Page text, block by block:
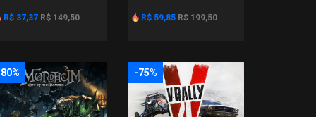
R$ 37,37 R$ 149,50 R$ 59,85 R$ 199,50
-75%